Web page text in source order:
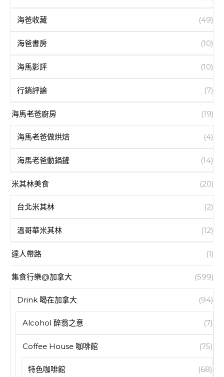
海爸收藏 (49)
海爸書房 (10)
海馬影評 (10)
行銷評論 (7)
海馬老爸廚房 (19)
海馬老爸做烘焙 (4)
海馬老爸動鍋鏟 (14)
米其林美食 (20)
台北米其林 (2)
溫哥華米其林 (12)
達人帶路 (1)
集食行樂@加拿大 (599)
Drink 喝在加拿大 (94)
Alcohol 醉翁之意 (7)
Coffee House 咖啡館 (75)
特色咖啡館 (68)